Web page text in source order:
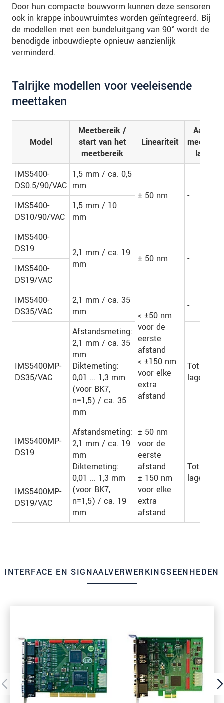
Door hun compacte bouwvorm kunnen deze sensoren
ook in krappe inbouwruimtes worden geïntegreerd. Bij
de modellen met een bundeluitgang van 90° wordt de
benodigde inbouwdiepte opnieuw aanzienlijk
verminderd.
Talrijke modellen voor veeleisende
meettaken
Model
Meetbereik /
start van het
meetbereik
Lineariteit
Aantal
meetbare
lagen
IMS5400-
DS0.5/90/VAC
1,5 mm / ca. 0,5
mm
± 50 nm
-
IMS5400-
DS10/90/VAC
1,5 mm / 10
mm
IMS5400-
DS19
2,1 mm / ca. 19
mm
± 50 nm
-
IMS5400-
DS19/VAC
IMS5400-
DS35/VAC
2,1 mm / ca. 35
mm
< ±50 nm
voor de
eerste
afstand
< ±150 nm
voor elke
extra
afstand
-
IMS5400MP-
DS35/VAC
Afstandsmeting:
2,1 mm / ca. 35
mm
Diktemeting:
0,01 ... 1,3 mm
(voor BK7,
n=1,5) / ca. 35
mm
Tot 13
lagen
IMS5400MP-
DS19
Afstandsmeting:
2,1 mm / ca. 19
mm
Diktemeting:
0,01 ... 1,3 mm
(voor BK7,
n=1,5) / ca. 19
mm
± 50 nm
voor de
eerste
afstand
± 150 nm
voor elke
extra
afstand
Tot 13
lagen
IMS5400MP-
DS19/VAC
INTERFACE EN SIGNAALVERWERKINGSEENHEDEN